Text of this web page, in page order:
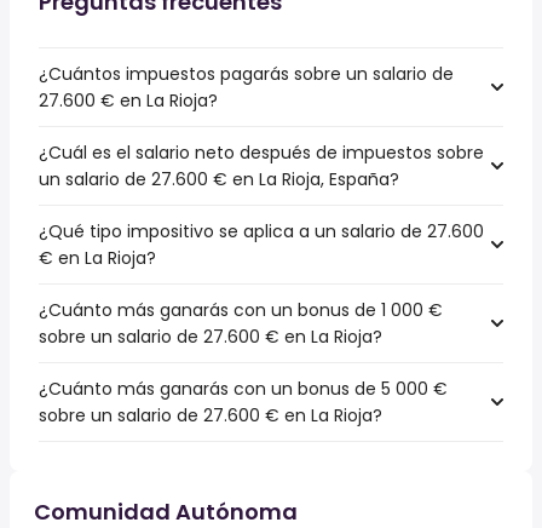
¿Cuántos impuestos pagarás sobre un salario de
27.600 € en La Rioja?
¿Cuál es el salario neto después de impuestos sobre
un salario de 27.600 € en La Rioja, España?
¿Qué tipo impositivo se aplica a un salario de 27.600
€ en La Rioja?
¿Cuánto más ganarás con un bonus de 1 000 €
sobre un salario de 27.600 € en La Rioja?
¿Cuánto más ganarás con un bonus de 5 000 €
sobre un salario de 27.600 € en La Rioja?
Comunidad Autónoma